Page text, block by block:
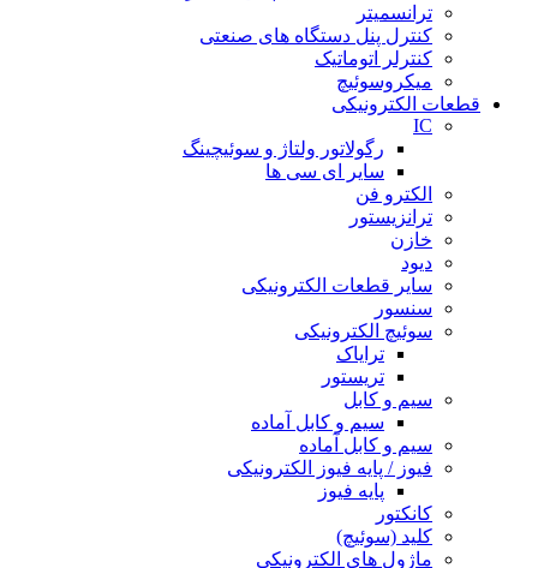
ترانسمیتر
کنترل پنل دستگاه های صنعتی
کنترلر اتوماتیک
میکروسوئیچ
قطعات الکترونیکی
IC
رگولاتور ولتاژ و سوئیچینگ
سایر ای سی ها
الکترو فن
ترانزیستور
خازن
دیود
سایر قطعات الکترونیکی
سنسور
سوئیچ الکترونیکی
ترایاک
تریستور
سیم و کابل
سیم و کابل آماده
سیم و کابل آماده
فیوز / پایه فیوز الکترونیکی
پایه فیوز
کانکتور
کلید (سوئیچ)
ماژول های الکترونیکی